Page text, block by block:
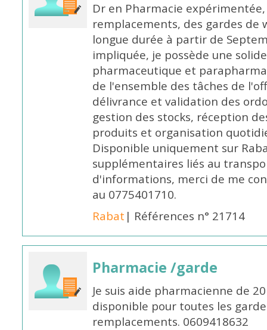
Dr en Pharmacie
remplacements, des gardes de
longue durée à partir de
impliquée, je possède une
pharmaceutique et
de l'ensemble des tâches de
délivrance et validation des
gestion des stocks, réception
produits et organisation
Disponible uniquement sur
supplémentaires liés au
d'informations, merci de me
au 0775401710.
Rabat | Références n° 21714
Pharmacie /garde
Je suis aide pharmacienne de
disponible pour toutes les
remplacements. 0609418632